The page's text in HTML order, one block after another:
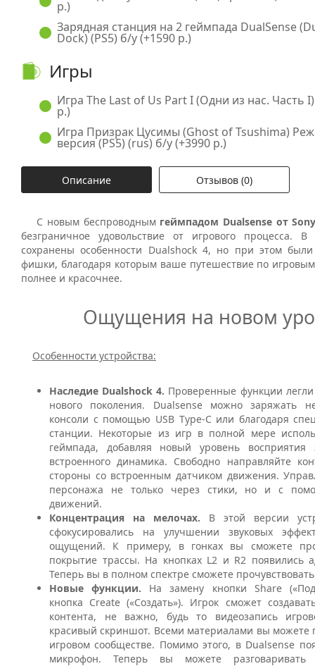
р.)
Зарядная станция на 2 геймпада DualSense
Dock) (PS5) б/у (+1590 р.)
Игры
Игра The Last of Us Part I (Одни из нас. Часть
р.)
Игра Призрак Цусимы (Ghost of Tsushima)
версия (PS5) (rus) б/у (+3990 р.)
Описание Отзывов (0)
С новым беспроводным геймпадом Dualsense от
безграничное удовольствие от игрового процесса. В
сохранены особенности Dualshock4, но при этом были
фишки, благодаря которым ваше путешествие по
полнее и красочнее.
Ощущения на новом
Особенности устройства:
Наследие Dualshock 4. Проверенные функции
нового поколения. Dualsense
можно заряжать
консоли с помощью USB Type-C или благодаря
станции. Некоторые из игр в полной мере
геймпада, добавляя новый уровень
встроенного динамика. Свободно направляйте
стороны со встроенным датчиком движения.
персонажа не только через стики, но и с
движений.
Концентрация на мелочах. В этой версии
сфокусировались на улучшении звуковых
ощущений. К примеру, в гонках вы сможете
покрытие трассы. На кнопках L2 и R2 появились
Теперь вы в полном спектре сможете
Новые функции. На замену кнопки Share
кнопка Create («Создать»). Игрок сможет
контента, не важно, будь то видеозапись
красивый скриншот. Всеми материалами вы можете
игровом сообществе. Помимо этого, в Dualsense
микрофон. Теперь вы можете